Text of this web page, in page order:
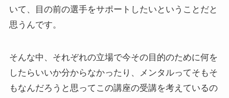
いて、目の前の選手をサポートしたいということだと
思うんです。
そんな中、それぞれの立場で今その目的のために何を
したらいいか分からなかったり、メンタルってそもそ
もなんだろうと思ってこの講座の受講を考えているの